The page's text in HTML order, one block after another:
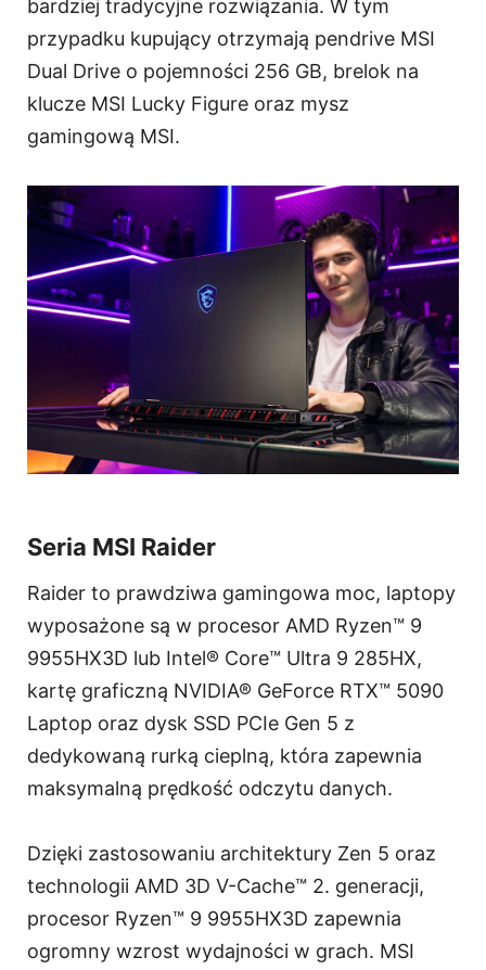
bardziej tradycyjne rozwiązania. W tym
przypadku kupujący otrzymają pendrive MSI
Dual Drive o pojemności 256 GB, brelok na
klucze MSI Lucky Figure oraz mysz
gamingową MSI.
Seria MSI Raider
Raider to prawdziwa gamingowa moc, laptopy
wyposażone są w procesor AMD Ryzen™ 9
9955HX3D lub Intel® Core™ Ultra 9 285HX,
kartę graficzną NVIDIA® GeForce RTX™ 5090
Laptop oraz dysk SSD PCIe Gen 5 z
dedykowaną rurką cieplną, która zapewnia
maksymalną prędkość odczytu danych.
Dzięki zastosowaniu architektury Zen 5 oraz
technologii AMD 3D V-Cache™ 2. generacji,
procesor Ryzen™ 9 9955HX3D zapewnia
ogromny wzrost wydajności w grach. MSI